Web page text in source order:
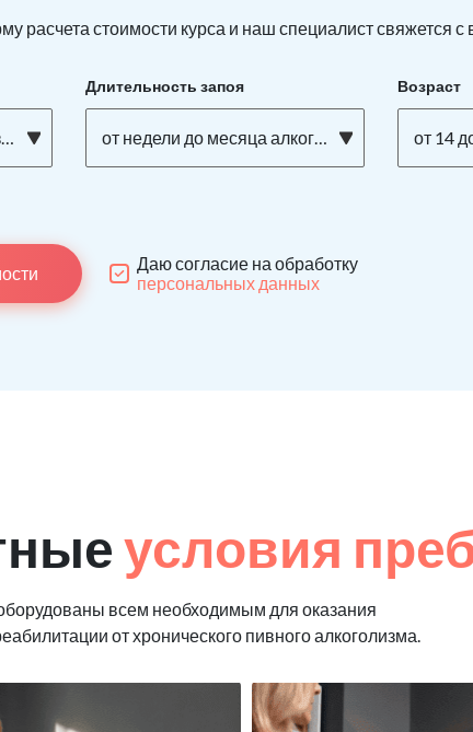
расчета стоимости курса и наш специалист свяжется с
Длительность запоя
от недели до месяца алкоголизма
Возраст
от 14
Даю согласие на обработку
персональных данных
условия
всем необходимым для оказания
от хронического пивного алкоголизма.